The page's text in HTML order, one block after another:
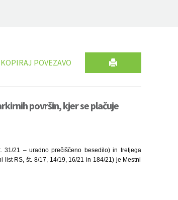
KOPIRAJ POVEZAVO
površin, kjer se plačuje
31/21 – uradno prečiščeno besedilo) in tretjega
RS, št. 8/17, 14/19, 16/21 in 184/21) je Mestni